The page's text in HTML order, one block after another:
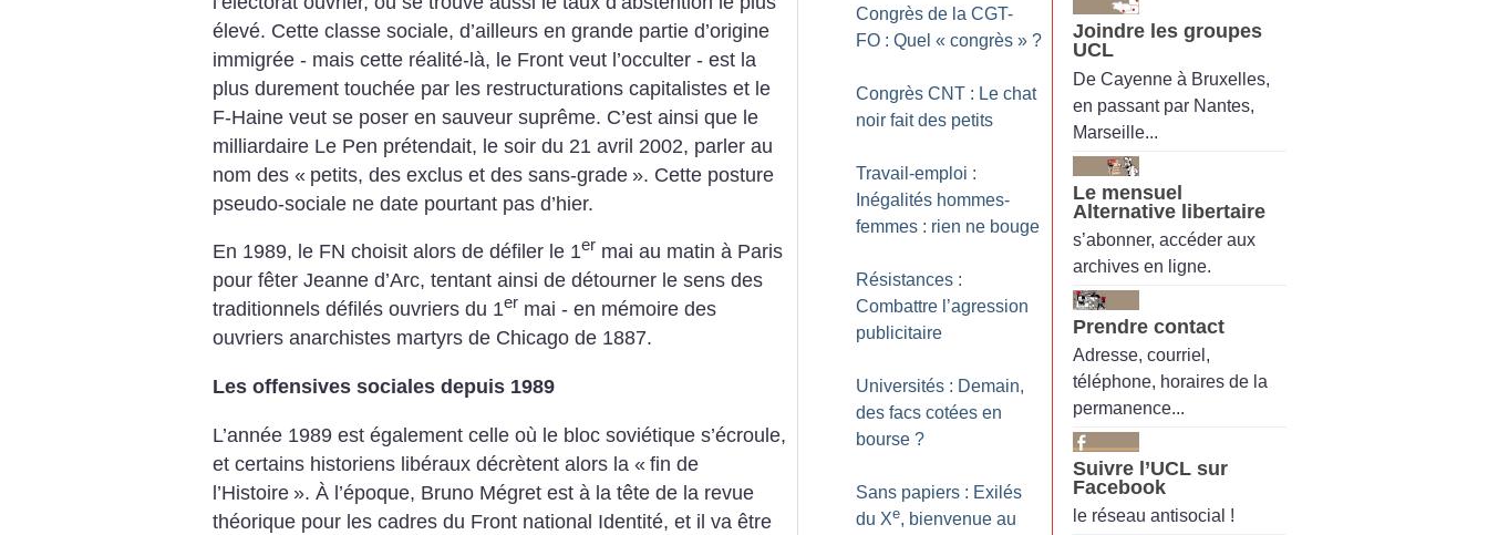
élevé. Cette classe sociale, d’ailleurs en grande partie d’origine
immigrée - mais cette réalité-là, le Front veut l’occulter - est la
plus durement touchée par les restructurations capitalistes et le
F-Haine veut se poser en sauveur suprême. C’est ainsi que le
milliardaire Le Pen prétendait, le soir du 21 avril 2002, parler au
nom des « petits, des exclus et des sans-grade ». Cette posture
pseudo-sociale ne date pourtant pas d’hier.
En 1989, le FN choisit alors de défiler le 1er mai au matin à Paris
pour fêter Jeanne d’Arc, tentant ainsi de détourner le sens des
traditionnels défilés ouvriers du 1er mai - en mémoire des
ouvriers anarchistes martyrs de Chicago de 1887.
Les offensives sociales depuis 1989
L’année 1989 est également celle où le bloc soviétique s’écroule,
et certains historiens libéraux décrètent alors la « fin de
l’Histoire ». À l’époque, Bruno Mégret est à la tête de la revue
théorique pour les cadres du Front national Identité, et il va être
Congrès de la CGT-
FO : Quel « congrès » ?
Congrès CNT : Le chat
noir fait des petits
Travail-emploi :
Inégalités hommes-
femmes : rien ne bouge
Résistances :
Combattre l’agression
publicitaire
Universités : Demain,
des facs cotées en
bourse ?
Sans papiers : Exilés
du Xe, bienvenue au
Joindre les groupes
UCL
De Cayenne à Bruxelles,
en passant par Nantes,
Marseille...
Le mensuel
Alternative libertaire
s’abonner, accéder aux
archives en ligne.
Prendre contact
Adresse, courriel,
téléphone, horaires de la
permanence...
Suivre l’UCL sur
Facebook
le réseau antisocial !